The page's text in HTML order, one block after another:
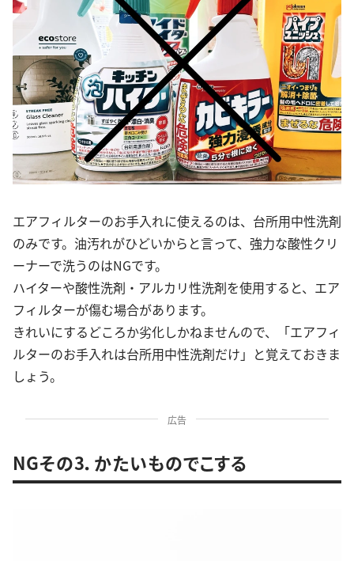
エアフィルターのお手入れに使えるのは、台所用中性洗剤
のみです。油汚れがひどいからと言って、強力な酸性クリ
ーナーで洗うのはNGです。
ハイターや酸性洗剤・アルカリ性洗剤を使用すると、エア
フィルターが傷む場合があります。
きれいにするどころか劣化しかねませんので、「エアフィ
ルターのお手入れは台所用中性洗剤だけ」と覚えておきま
しょう。
広告
NGその3．かたいものでこする